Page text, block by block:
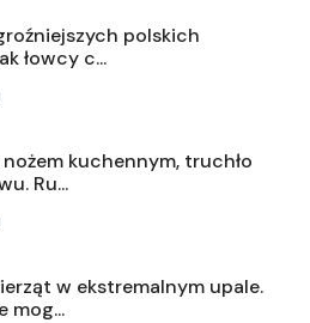
polskich
łowcy c...
nożem kuchennym, truchło
Ru...
w ekstremalnym upale.
mog...